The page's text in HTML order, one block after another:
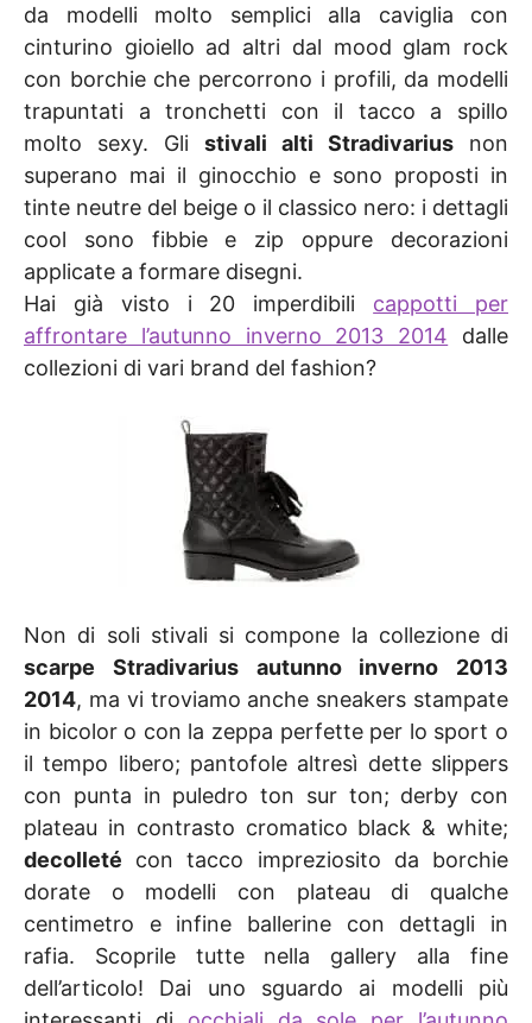
da modelli molto semplici alla caviglia con
cinturino gioiello ad altri dal mood glam rock
con borchie che percorrono i profili, da modelli
trapuntati a tronchetti con il tacco a spillo
molto sexy. Gli stivali alti Stradivarius non
superano mai il ginocchio e sono proposti in
tinte neutre del beige o il classico nero: i dettagli
cool sono fibbie e zip oppure decorazioni
applicate a formare disegni.
Hai già visto i 20 imperdibili cappotti per
affrontare l’autunno inverno 2013 2014 dalle
collezioni di vari brand del fashion?
Non di soli stivali si compone la collezione di
scarpe Stradivarius autunno inverno 2013
2014, ma vi troviamo anche sneakers stampate
in bicolor o con la zeppa perfette per lo sport o
il tempo libero; pantofole altresì dette slippers
con punta in puledro ton sur ton; derby con
plateau in contrasto cromatico black & white;
decolleté con tacco impreziosito da borchie
dorate o modelli con plateau di qualche
centimetro e infine ballerine con dettagli in
rafia. Scoprile tutte nella gallery alla fine
dell’articolo! Dai uno sguardo ai modelli più